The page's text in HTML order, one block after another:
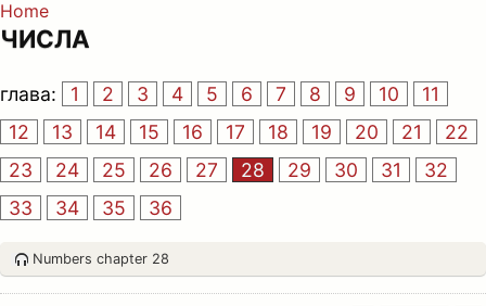
Home
ЧИСЛА
глава: 1 2 3 4 5 6 7 8 9 10
11
12
13 14 15 16 17 18 19 20 21
22
23
24 25 26 27 28 29 30 31
32
33
34 35 36
Numbers chapter 28